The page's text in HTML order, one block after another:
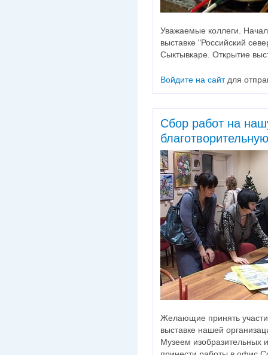
Уважаемые коллеги.
выставке "Российский
Сыктывкаре. Открытие
Войдите на сайтдля
Сбор работ на
Желающие принять
выставке нашей
Музеем изобразительных